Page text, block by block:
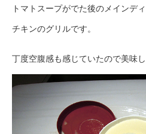
トマトスープがでた後のメインディ
チキンのグリルです。
丁度空腹感も感じていたので美味し